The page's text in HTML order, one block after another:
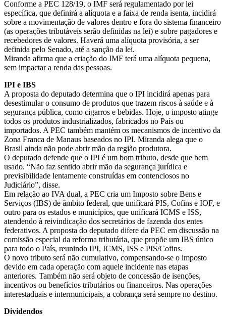
Conforme a PEC 128/19, o IMF será regulamentado por lei
específica, que definirá a alíquota e a faixa de renda isenta, incidirá
sobre a movimentação de valores dentro e fora do sistema financeiro
(as operações tributáveis serão definidas na lei) e sobre pagadores e
recebedores de valores. Haverá uma alíquota provisória, a ser
definida pelo Senado, até a sanção da lei.
Miranda afirma que a criação do IMF terá uma alíquota pequena,
sem impactar a renda das pessoas.
IPI e IBS
A proposta do deputado determina que o IPI incidirá apenas para
desestimular o consumo de produtos que trazem riscos à saúde e à
segurança pública, como cigarros e bebidas. Hoje, o imposto atinge
todos os produtos industrializados, fabricados no País ou
importados. A PEC também mantém os mecanismos de incentivo da
Zona Franca de Manaus baseados no IPI. Miranda alega que o
Brasil ainda não pode abrir mão da região produtora.
O deputado defende que o IPI é um bom tributo, desde que bem
usado. “Não faz sentido abrir mão da segurança jurídica e
previsibilidade lentamente construídas em contenciosos no
Judiciário”, disse.
Em relação ao IVA dual, a PEC cria um Imposto sobre Bens e
Serviços (IBS) de âmbito federal, que unificará PIS, Cofins e IOF, e
outro para os estados e municípios, que unificará ICMS e ISS,
atendendo à reivindicação dos secretários de fazenda dos entes
federativos. A proposta do deputado difere da PEC em discussão na
comissão especial da reforma tributária, que propõe um IBS único
para todo o País, reunindo IPI, ICMS, ISS e PIS/Cofins.
O novo tributo será não cumulativo, compensando-se o imposto
devido em cada operação com aquele incidente nas etapas
anteriores. Também não será objeto de concessão de isenções,
incentivos ou benefícios tributários ou financeiros. Nas operações
interestaduais e intermunicipais, a cobrança será sempre no destino.
Dividendos